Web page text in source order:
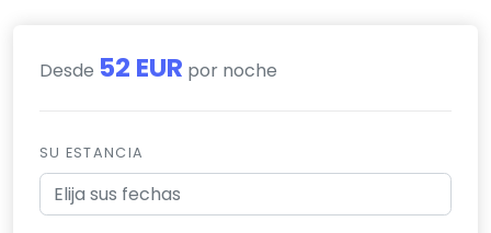
Desde 52 EUR por noche
SU ESTANCIA